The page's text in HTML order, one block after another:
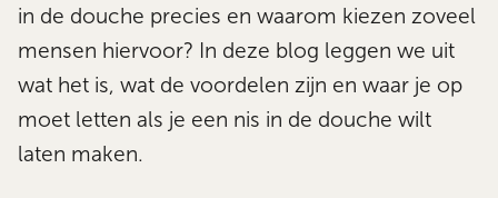
in de douche precies en waarom kiezen zoveel
mensen hiervoor? In deze blog leggen we uit
wat het is, wat de voordelen zijn en waar je op
moet letten als je een nis in de douche wilt
laten maken.